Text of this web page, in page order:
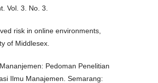
Vol. 3. No. 3.
risk in online environments,
of Middlesex.
Pedoman Penelitian
Ilmu Manajemen. Semarang: